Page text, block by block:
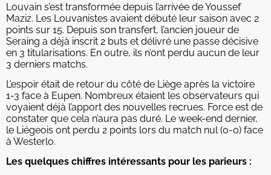
Louvain s’est transformée depuis l’arrivée de Youssef
Maziz. Les Louvanistes avaient débuté leur saison avec 2
points sur 15. Depuis son transfert, l’ancien joueur de
Seraing a déjà inscrit 2 buts et délivré une passe décisive
en 3 titularisations. En outre, ils n’ont perdu aucun de leur
3 derniers matchs.
L’espoir était de retour du côté de Liège après la victoire
1-3 face à Eupen. Nombreux étaient les observateurs qui
voyaient déjà l’apport des nouvelles recrues. Force est de
constater que cela n’aura pas duré. Le week-end dernier,
le Liégeois ont perdu 2 points lors du match nul (0-0) face
à Westerlo.
Les quelques chiffres intéressants pour les parieurs :